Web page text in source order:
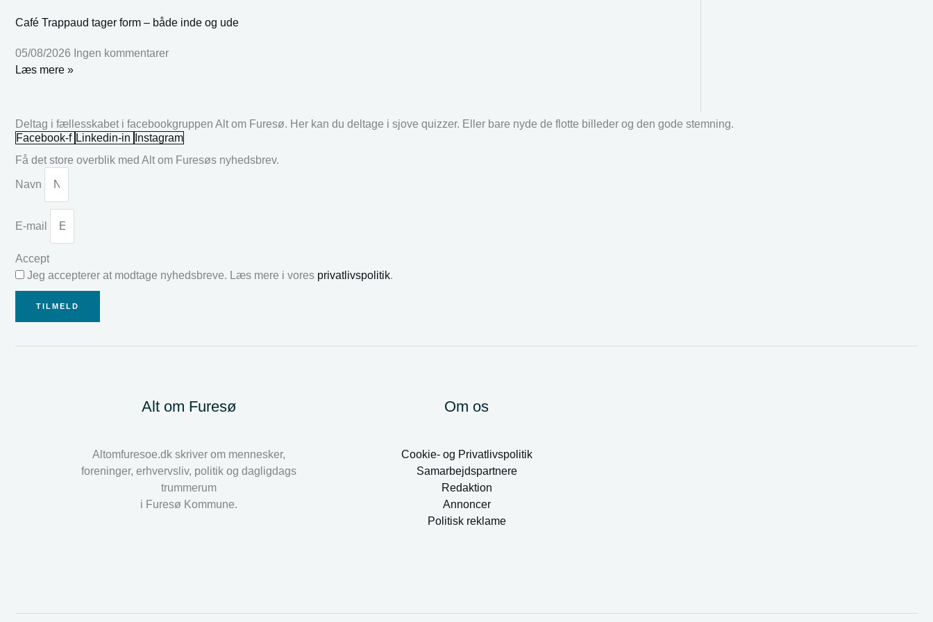
Café Trappaud tager form – både inde og ude
05/08/2026 Ingen kommentarer
Læs mere »
Deltag i fællesskabet i facebookgruppen Alt om Furesø. Her kan du deltage i sjove quizzer. Eller bare nyde de flotte billeder og den gode stemning.
Facebook-f Linkedin-in
Instagram
Få det store overblik med Alt om Furesøs nyhedsbrev.
Navn
E-mail
Accept
Jeg accepterer at modtage nyhedsbreve. Læs mere i vores privatlivspolitik.
TILMELD
Alt om Furesø
Altomfuresoe.dk skriver om mennesker,
foreninger, erhvervsliv, politik og dagligdags
trummerum
i Furesø Kommune.
Om os
Cookie- og Privatlivspolitik
Samarbejdspartnere
Redaktion
Annoncer
Politisk reklame